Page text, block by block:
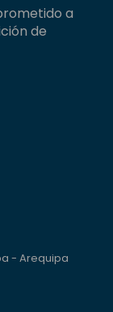
a
de
- Arequipa